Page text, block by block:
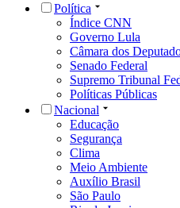
Política
Índice CNN
Governo Lula
Câmara dos
Senado Federal
Supremo Tribunal
Políticas Públicas
Nacional
Educação
Segurança
Clima
Meio Ambiente
Auxílio Brasil
São Paulo